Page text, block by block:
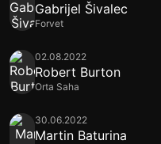
Gabrijel Šivalec
Forvet
02.08.2022
Robert Burton
Orta Saha
30.06.2022
Martin Baturina